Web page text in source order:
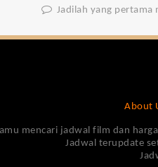
Jadilah yang
About
mencari jadwal film dan
Jadwal terupdate